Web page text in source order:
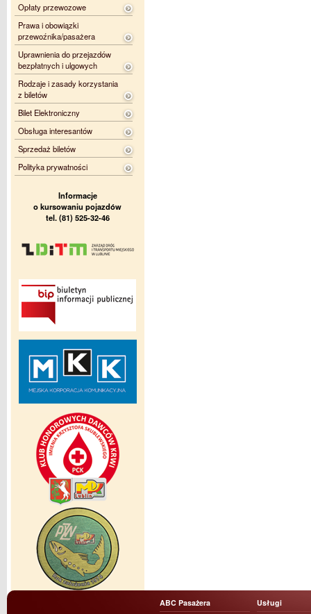
Opłaty przewozowe
Prawa i obowiązki
przewoźnika/pasażera
Uprawnienia do przejazdów
bezpłatnych i ulgowych
Rodzaje i zasady korzystania
z biletów
Bilet Elektroniczny
Obsługa interesantów
Sprzedaż biletów
Polityka prywatności
Informacje
o kursowaniu pojazdów
tel. (81) 525-32-46
ABC Pasażera Usługi